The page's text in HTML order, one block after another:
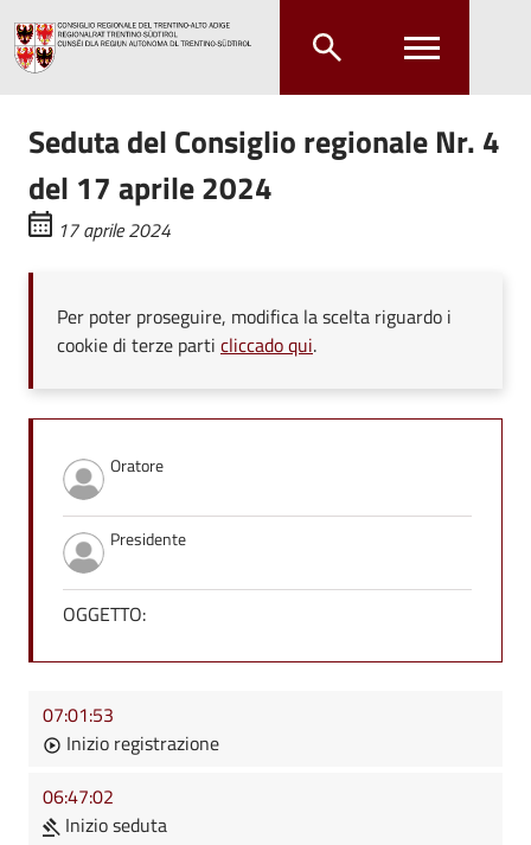
Seduta del Consiglio regionale Nr. 4
del 17 aprile 2024
17 aprile 2024
Per poter proseguire, modifica la scelta riguardo i
cookie di terze parti cliccado qui.
Oratore
Presidente
OGGETTO:
07:01:53
Inizio registrazione
06:47:02
Inizio seduta